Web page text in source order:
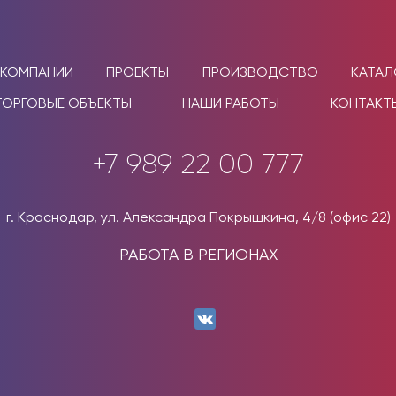
ПРОЕКТЫ ПРОИЗВОДСТВО
ОБЪЕКТЫ
НАШИ РАБОТЫ
+7 989 22 00 777
г. Краснодар, ул. Александра Покрышкина, 4/8 (офис 22)
РАБОТА В РЕГИОНАХ